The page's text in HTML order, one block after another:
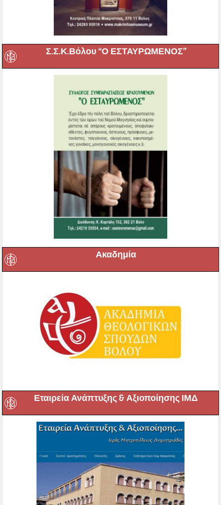
Σ.Σ.Κ.Βόλου “Ο ΕΣΤΑΥΡΩΜΕΝΟΣ”
Ακαδημία
Εταιρεία Ανάπτυξης & Αξιοποίησης ΙΜΔ